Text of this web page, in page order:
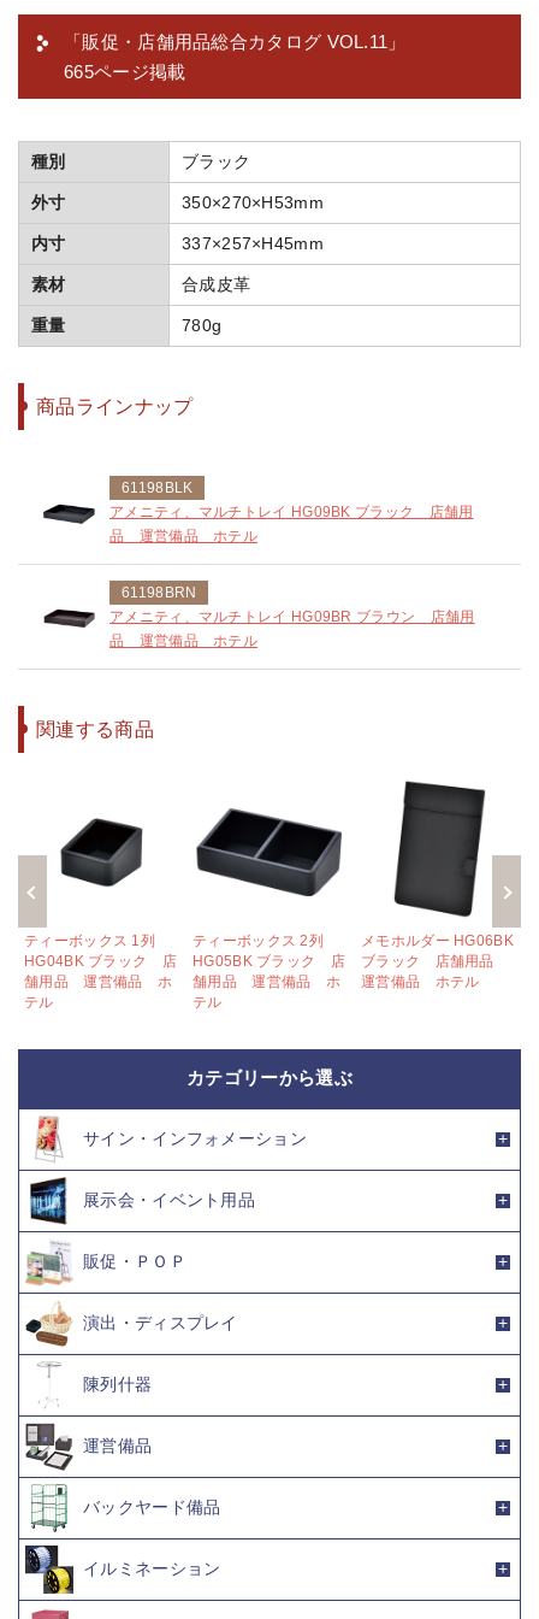
「販促・店舗用品総合カタログ VOL.11」
665ページ掲載
種別 ブラック
外寸 350×270×H53mm
内寸 337×257×H45mm
素材 合成皮革
重量 780g
商品ラインナップ
61198BLK
アメニティ、マルチトレイ HG09BK ブラック 店舗用
品 運営備品 ホテル
61198BRN
アメニティ、マルチトレイ HG09BR ブラウン 店舗用
品 運営備品 ホテル
関連する商品
ティーボックス 1列
HG04BK ブラック 店
舗用品 運営備品 ホ
テル
ティーボックス 2列
HG05BK ブラック 店
舗用品 運営備品 ホ
テル
メモホルダー HG06BK
ブラック 店舗用品
運営備品 ホテル
カテゴリーから選ぶ
サイン・インフォメーション
展示会・イベント用品
販促・ＰＯＰ
演出・ディスプレイ
陳列什器
運営備品
バックヤード備品
イルミネーション